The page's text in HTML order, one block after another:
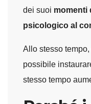
dei suoi momenti
psicologico al
Allo stesso
possibile
stesso tempo